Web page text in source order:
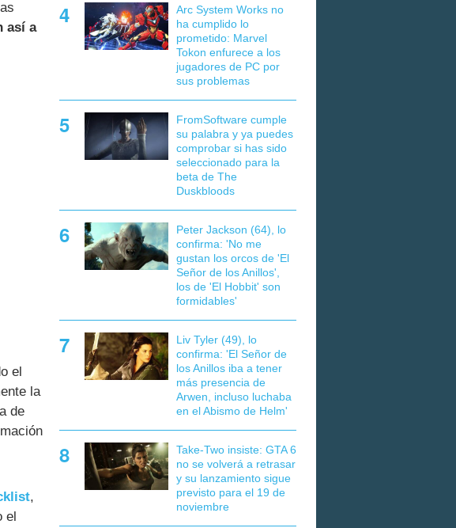
así a
el
la
de
,
el
Arc System Works no
ha cumplido lo
prometido: Marvel
Tokon enfurece a los
jugadores de PC por
sus problemas
FromSoftware cumple
su palabra y ya puedes
comprobar si has sido
seleccionado para la
beta de The
Duskbloods
Peter Jackson (64), lo
confirma: 'No me
gustan los orcos de 'El
Señor de los Anillos',
los de 'El Hobbit' son
formidables'
Liv Tyler (49), lo
confirma: 'El Señor de
los Anillos iba a tener
más presencia de
Arwen, incluso luchaba
en el Abismo de Helm'
Take-Two insiste: GTA 6
no se volverá a retrasar
y su lanzamiento sigue
previsto para el 19 de
noviembre